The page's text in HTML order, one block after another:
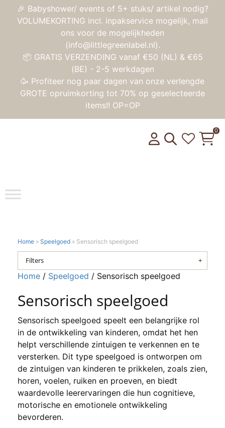
🎉 Babyshower/ events of 5+ stuks/ artikel nodig?
VOLUMEKORTING incl. inpakservice mogelijk, mail
ons voor de mogelijkheden
(info@littlegreenlabel.nl).
📦 GRATIS VERZENDING vanaf €50 (NL) & €65
(BE) - 2-5 werkdagen
🥳 Profiteer nog paar dagen van onze verlengde
GROTE opruimkorting tot 70% op geselecteerde
items!! OP=OP
Toggle
0
Home » Speelgoed » Sensorisch speelgoed
Home / Speelgoed / Sensorisch speelgoed
Sensorisch speelgoed
Sensorisch speelgoed speelt een belangrijke rol
in de ontwikkeling van kinderen, omdat het hen
helpt verschillende zintuigen te verkennen en te
versterken. Dit type speelgoed is ontworpen om
de zintuigen van kinderen te prikkelen, zoals zien,
horen, voelen, ruiken en proeven, en biedt
waardevolle leerervaringen die hun cognitieve,
motorische en emotionele ontwikkeling
bevorderen.
Filters